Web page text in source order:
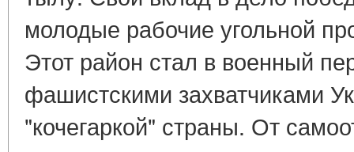
молодые рабочие угольной
Этот район стал в военный
фашистскими захватчиками
"кочегаркой" страны. От